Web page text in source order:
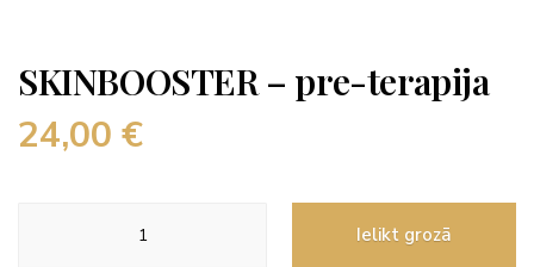
SKINBOOSTER – pre-terapija
24,00 €
Ielikt grozā